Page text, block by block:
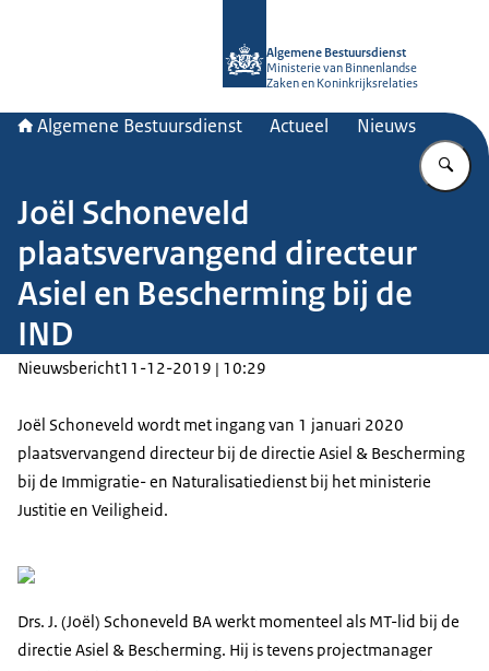
Algemene Bestuursdienst
Ministerie van Binnenlandse
Zaken en Koninkrijksrelaties
Algemene Bestuursdienst Actueel Nieuws
Joël Schoneveld
plaatsvervangend directeur
Asiel en Bescherming bij de
IND
Nieuwsbericht11-12-2019 | 10:29
Joël Schoneveld wordt met ingang van 1 januari 2020
plaatsvervangend directeur bij de directie Asiel & Bescherming
bij de Immigratie- en Naturalisatiedienst bij het ministerie
Justitie en Veiligheid.
Drs. J. (Joël) Schoneveld BA werkt momenteel als MT-lid bij de
directie Asiel & Bescherming. Hij is tevens projectmanager